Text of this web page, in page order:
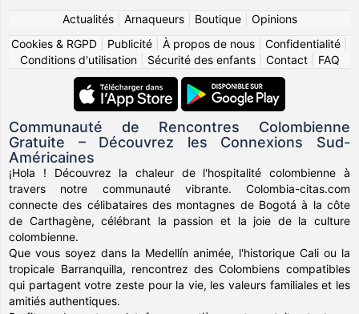
Actualités| Arnaqueurs| Boutique| Opinions
Cookies & RGPD
Publicité À propos de nous Confidentialité
Conditions d'utilisation| Sécurité des enfants| Contact| FAQ
Communauté de Rencontres Colombienne
Gratuite – Découvrez les Connexions Sud-
Américaines
¡Hola ! Découvrez la chaleur de l'hospitalité colombienne à
travers notre communauté vibrante. Colombia-citas.com
connecte des célibataires des montagnes de Bogotá à la côte
de Carthagène, célébrant la passion et la joie de la culture
colombienne.
Que vous soyez dans la Medellín animée, l'historique Cali ou la
tropicale Barranquilla, rencontrez des Colombiens compatibles
qui partagent votre zeste pour la vie, les valeurs familiales et les
amitiés authentiques.